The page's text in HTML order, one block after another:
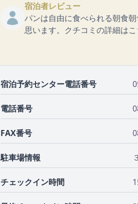
宿泊者レビュー
パンは自由に食べられる朝食
思います。クチコミの詳細
宿泊予約センター電話番号
電話番号
FAX番号
駐車場情報
チェックイン時間